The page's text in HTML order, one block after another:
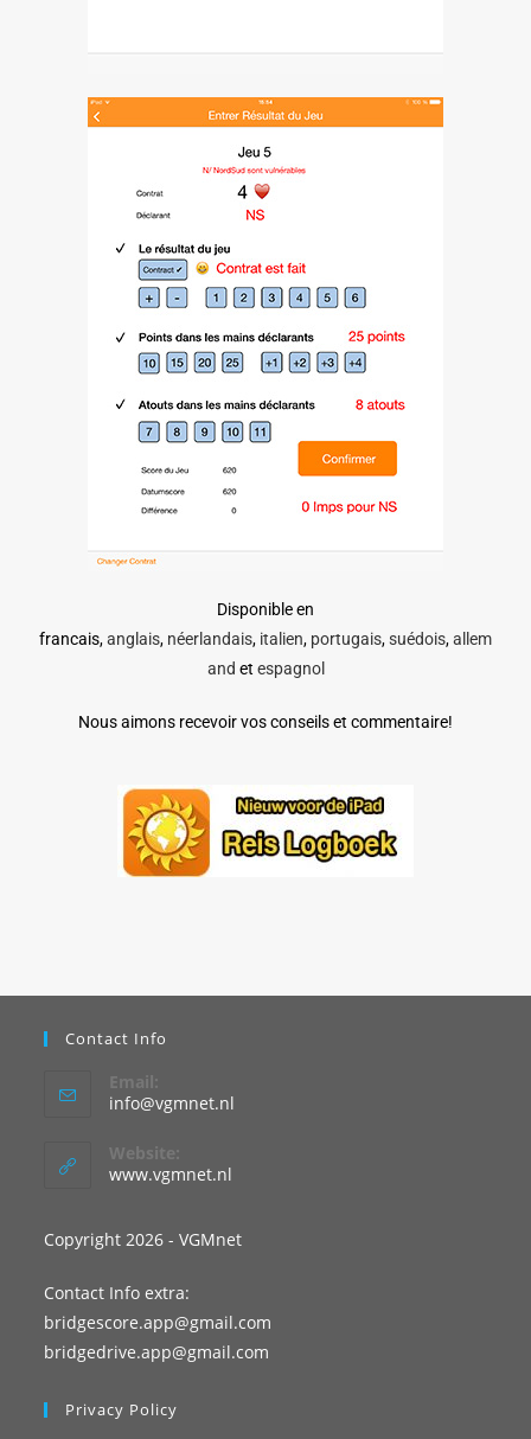
Disponible en
francais,anglais, néerlandais, italien, portugais,suédois,allem
and et espagnol
Nous aimons recevoir vos conseils et commentaire!
Contact Info
Email:
info@vgmnet.nl
Website:
www.vgmnet.nl
Copyright 2026 - VGMnet
Contact Info extra:
bridgescore.app@gmail.com
bridgedrive.app@gmail.com
Privacy Policy